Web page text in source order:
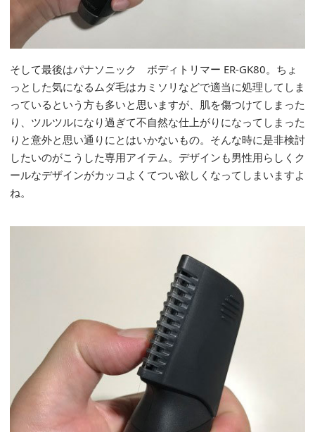
そして最後はパナソニック ボディトリマー ER-GK80。ちょ
っとした気になるムダ毛はカミソリなどで適当に処理してしま
っているという方も多いと思いますが、肌を傷つけてしまった
り、ツルツルになり過ぎて不自然な仕上がりになってしまった
りと意外と思い通りにとはいかないもの。そんな時に是非検討
したいのがこうした専用アイテム。デザインも男性用らしくク
ールなデザインがカッコよくてつい欲しくなってしまいますよ
ね。